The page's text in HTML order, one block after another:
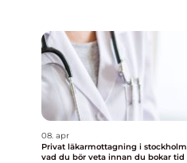
08. apr
Privat läkarmottagning i stockholm
vad du bör veta innan du bokar tid